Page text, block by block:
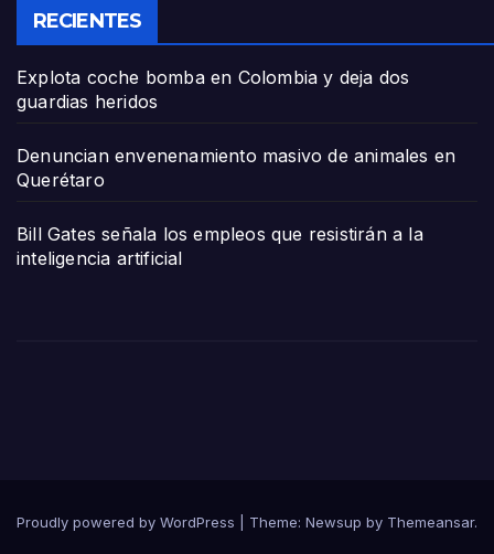
RECIENTES
Explota coche bomba en Colombia y deja dos
guardias heridos
Denuncian envenenamiento masivo de animales en
Querétaro
Bill Gates señala los empleos que resistirán a la
inteligencia artificial
Proudly powered by WordPress Theme: Newsup by Themeansar.